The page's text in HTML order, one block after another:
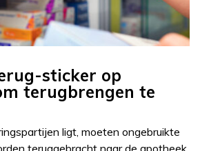
sticker op
terugbrengen te
ligt, moeten ongebruikte